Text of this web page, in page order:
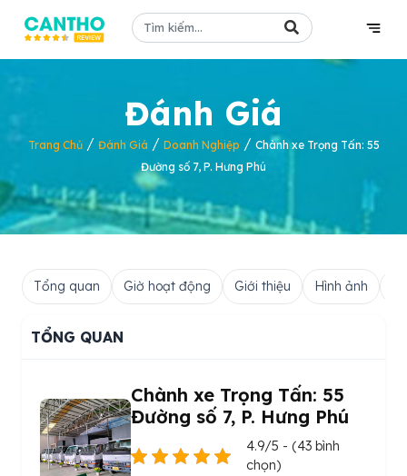
Đánh Giá
Trang Chủ/ Đánh Giá / Doanh Nghiệp / Chành xe Trọng Tấn: 55
Đường số 7, P. Hưng Phú
Tổng quan Giờ hoạt động Giới thiệu Hình ảnh
TỔNG QUAN
Chành xe Trọng Tấn: 55
Đường số 7, P. Hưng Phú
4.9/5 - (43 bình
chọn)